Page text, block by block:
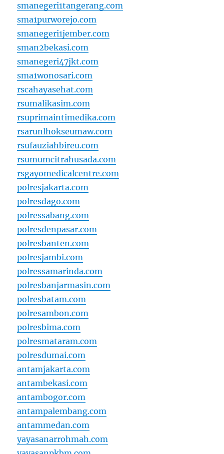
smanegeri1tangerang.com
sma1purworejo.com
smanegeri1jember.com
sman2bekasi.com
smanegeri47jkt.com
sma1wonosari.com
rscahayasehat.com
rsumalikasim.com
rsuprimaintimedika.com
rsarunlhokseumaw.com
rsufauziahbireu.com
rsumumcitrahusada.com
rsgayomedicalcentre.com
polresjakarta.com
polresdago.com
polressabang.com
polresdenpasar.com
polresbanten.com
polresjambi.com
polressamarinda.com
polresbanjarmasin.com
polresbatam.com
polresambon.com
polresbima.com
polresmataram.com
polresdumai.com
antamjakarta.com
antambekasi.com
antambogor.com
antampalembang.com
antammedan.com
yayasanarrohmah.com